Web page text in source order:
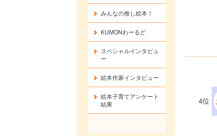
4位
みんなの推し絵本！
KUMONわーるど
スペシャルインタビュ
ー
絵本作家インタビュー
絵本子育てアンケート
結果